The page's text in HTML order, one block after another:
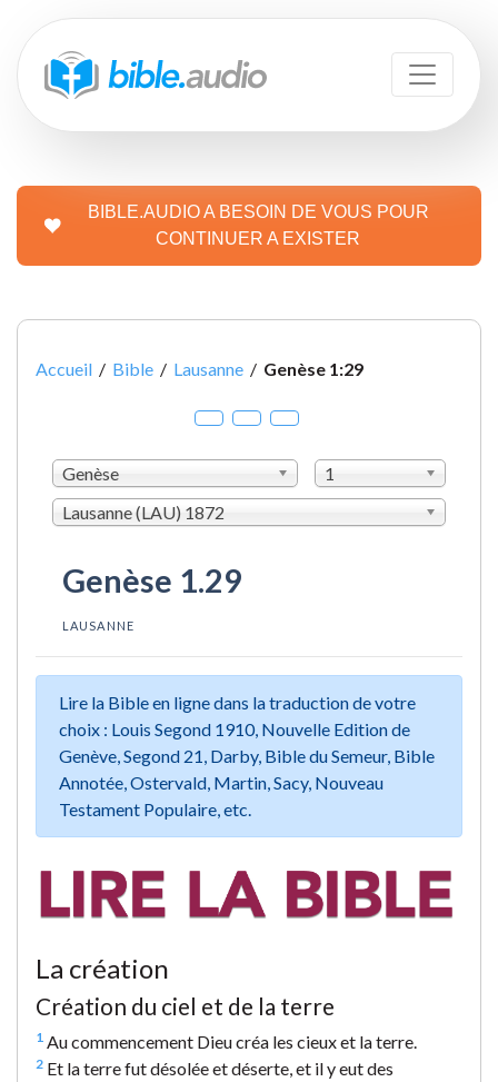
BIBLE.AUDIO A BESOIN DE VOUS POUR
CONTINUER A EXISTER
Accueil / Bible / Lausanne / Genèse 1:29
Genèse
1
Lausanne (LAU) 1872
Genèse 1.29
LAUSANNE
Lire la Bible en ligne dans la traduction de votre
choix : Louis Segond 1910, Nouvelle Edition de
Genève, Segond 21, Darby, Bible du Semeur, Bible
Annotée, Ostervald, Martin, Sacy, Nouveau
Testament Populaire, etc.
La création
Création du ciel et de la terre
1 Au commencement Dieu créa les cieux et la terre.
2 Et la terre fut désolée et déserte, et il y eut des